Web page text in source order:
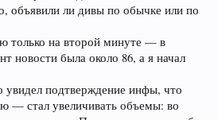
объявили ли дивы по обычке или по
только на второй минуте — в
новости была около 86, а я начал
увидел подтверждение инфы, что
— стал увеличивать объемы: во